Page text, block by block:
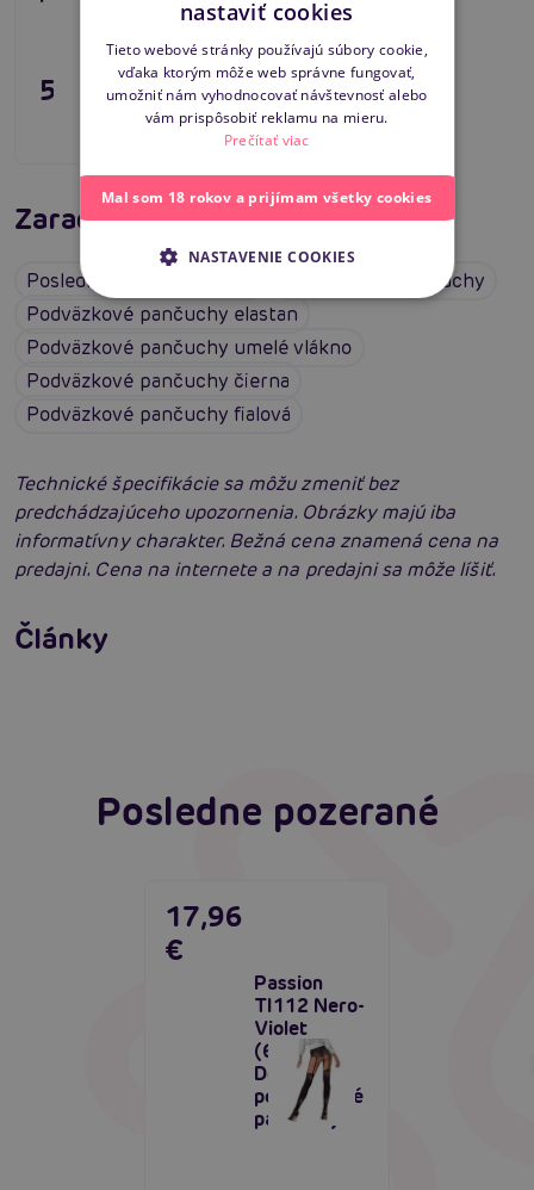
5,96 € Varianty
Zaradené v kategóriách
Posledná šanca! Výpredaj
Podväzkové pančuchy
Podväzkové pančuchy elastan
Podväzkové pančuchy umelé vlákno
Podväzkové pančuchy čierna
Podväzkové pančuchy fialová
Technické špecifikácie sa môžu zmeniť bez
predchádzajúceho upozornenia. Obrázky majú iba
informatívny charakter. Bežná cena znamená cena na
predajni. Cena na internete a na predajni sa môže líšiť.
Články
neodolateľne sexy
Čítať viacej
Erotická inteligencia: Príručka Sexiómov
Posledne pozerané
Passion
TI112 Nero-
Violet
(60/20
Den),
podväzkové
pančuchy
17,96
€
ENGLISH
nastaviť cookies
Tieto webové stránky používajú súbory cookie,
vďaka ktorým môže web správne fungovať,
umožniť nám vyhodnocovať návštevnosť alebo
vám prispôsobiť reklamu na mieru.
Prečítať viac
Mal som 18 rokov a prijímam všetky cookies
NASTAVENIE COOKIES